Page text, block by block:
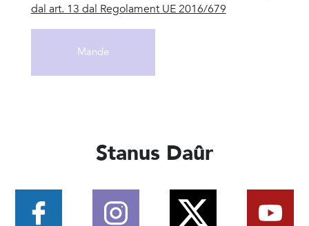
dal art. 13 dal Regolament UE 2016/679
Stanus Daûr